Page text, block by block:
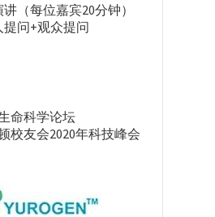
（每位嘉宾20分钟）
问+观众提问
命科学论坛
校友会2020年科技峰会